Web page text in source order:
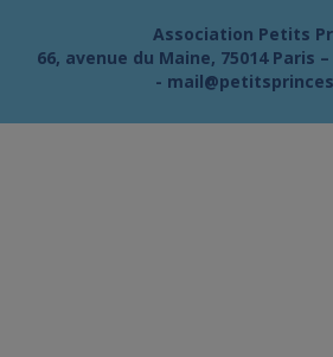
Association Petits
66, avenue du Maine, 75014 Paris
-